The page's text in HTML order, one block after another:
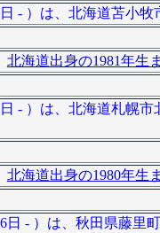
- ）は、北海道苫小
北海道出身の1981年生
- ）は、北海道札幌
北海道出身の1980年生
日 - ）は、秋田県藤